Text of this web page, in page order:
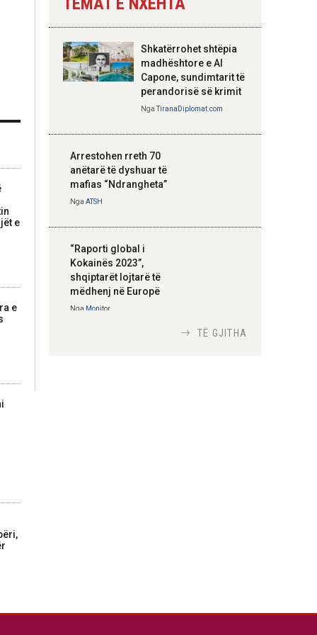
e
e
Hoxha takim me
zyrtarë të lartë të
DASH: Angazhim i
përbashkët për
strategjik
Shkatërrohet shtëpia
madhështore e Al
Capone, sundimtarit të
perandorisë së krimit
NgaTiranaDiplomat.com
Arrestohen rreth 70
anëtarë të dyshuar të
mafias “Ndrangheta”
Nga ATSH
“Raporti global i
Kokainës 2023”,
shqiptarët lojtarë të
mëdhenj në Europë
Nga Monitor
TË GJITHA